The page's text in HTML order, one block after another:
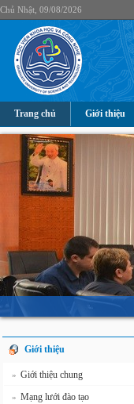
Chủ Nhật, 09/08/2026
Trang chủ Giới thiệu
Giới thiệu
» Giới thiệu chung
» Mạng lưới đào tạo